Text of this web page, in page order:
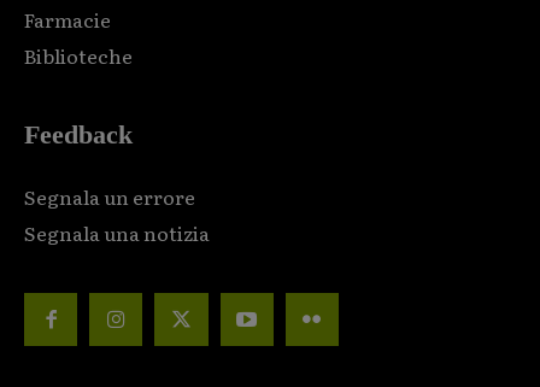
Farmacie
Biblioteche
Feedback
Segnala un errore
Segnala una notizia